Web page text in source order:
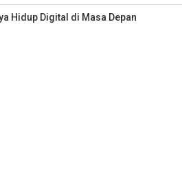
Hidup Digital di Masa Depan